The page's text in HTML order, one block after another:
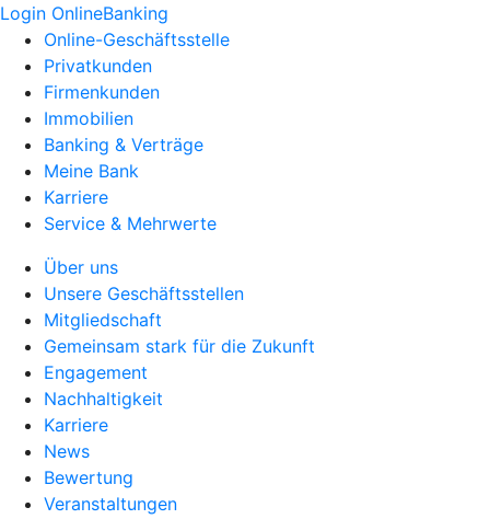
Login OnlineBanking
Online-Geschäftsstelle
Privatkunden
Firmenkunden
Immobilien
Banking & Verträge
Meine Bank
Karriere
Service & Mehrwerte
Über uns
Unsere Geschäftsstellen
Mitgliedschaft
Gemeinsam stark für die Zukunft
Engagement
Nachhaltigkeit
Karriere
News
Bewertung
Veranstaltungen